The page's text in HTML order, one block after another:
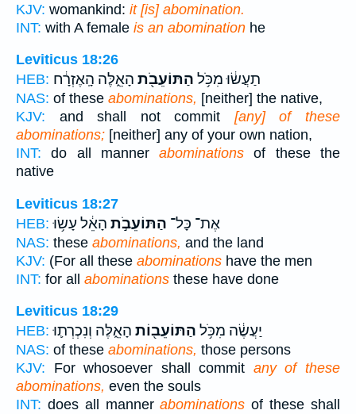
KJV: womankind: it [is] abomination.
INT: with A female is an abomination he
Leviticus 18:26
HEB:
תַעֲשׂ֔וּ מִכֹּ֥ל הַתּוֹעֵבֹ֖ת הָאֵ֑לֶּה הָֽאֶזְרָ֔ח
NAS: of these abominations, [neither] the native,
KJV: and shall not commit [any] of these
abominations; [neither] any of your own nation,
INT: do all mannerabominations of these the
native
Leviticus 18:27
HEB:
אֶת־ כָּל־ הַתּוֹעֵבֹ֣ת הָאֵ֔ל עָשׂ֥וּ
NAS: these abominations, and the land
KJV: (For all these abominations have the men
INT: for all abominations these have done
Leviticus 18:29
HEB:
יַעֲשֶׂ֔ה מִכֹּ֥ל הַתּוֹעֵב֖וֹת הָאֵ֑לֶּה וְנִכְרְת֛וּ
NAS: of these abominations, those persons
KJV: For whosoever shall commit any of these
abominations, even the souls
INT: does all mannerabominations of these shall